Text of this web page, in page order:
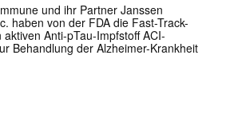
und ihr Partner Janssen
haben von der FDA die Fast-Track-
Anti-pTau-Impfstoff ACI-
Behandlung der Alzheimer-Krankheit